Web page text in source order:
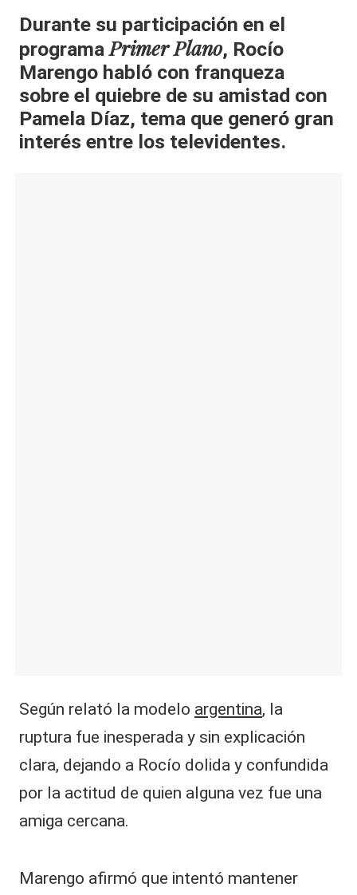
al
it
y
s,
T
Durante su participación en el
programaPrimer Plano, Rocío
Marengo habló con franqueza
sobre el quiebre de su amistad con
Pamela Díaz, tema que generó gran
interés entre los televidentes.
Según relató la modelo argentina, la
ruptura fue inesperada y sin explicación
clara, dejando a Rocío dolida y confundida
por la actitud de quien alguna vez fue una
amiga cercana.
Marengo afirmó que intentó mantener